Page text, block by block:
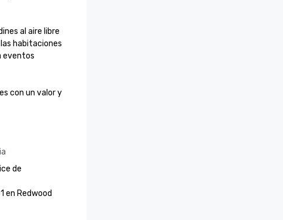
al aire libre
habitaciones
eventos
con un valor y
de
en Redwood